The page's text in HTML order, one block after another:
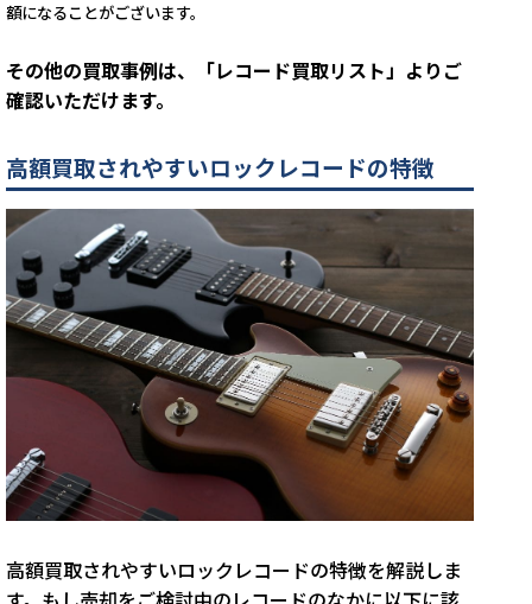
額になることがございます。
その他の買取事例は、「レコード買取リスト」よりご
確認いただけます。
高額買取されやすいロックレコードの特徴
高額買取されやすいロックレコードの特徴を解説しま